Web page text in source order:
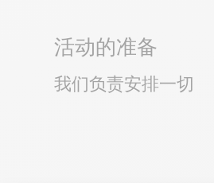
活动的准备
我们负责安排一切